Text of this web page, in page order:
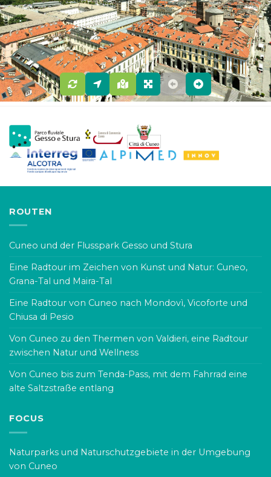
ROUTEN
Cuneo und der Flusspark Gesso und Stura
Eine Radtour im Zeichen von Kunst und Natur: Cuneo,
Grana-Tal und Maira-Tal
Eine Radtour von Cuneo nach Mondovì, Vicoforte und
Chiusa di Pesio
Von Cuneo zu den Thermen von Valdieri, eine Radtour
zwischen Natur und Wellness
Von Cuneo bis zum Tenda-Pass, mit dem Fahrrad eine
alte Saltzstraße entlang
FOCUS
Naturparks und Naturschutzgebiete in der Umgebung
von Cuneo